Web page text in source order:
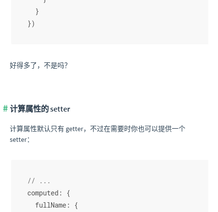
  }
})
好得多了，不是吗？
计算属性的 setter
计算属性默认只有 getter，不过在需要时你也可以提供一个
setter：
// ...
computed: {
fullName: {